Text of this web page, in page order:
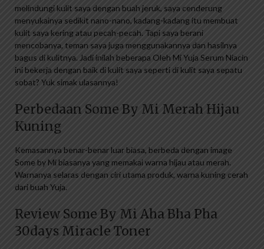
melindungi kulit saya dengan buah jeruk, saya cenderung
menyukainya sedikit nano-nano, kadang-kadang itu membuat
kulit saya kering atau pecah-pecah. Tapi saya berani
mencobanya, teman saya juga menggunakannya dan hasilnya
bagus di kulitnya. Jadi inilah beberapa Oleh Mi Yuja Serum Niacin
ini bekerja dengan baik di kulit saya seperti di kulit saya sepatu
sobat? Yuk simak ulasannya!
Perbedaan Some By Mi Merah Hijau
Kuning
Kemasannya benar-benar luar biasa, berbeda dengan image
Some by Mi biasanya yang memakai warna hijau atau merah.
Warnanya selaras dengan ciri utama produk, warna kuning cerah
dari buah Yuja.
Review Some By Mi Aha Bha Pha
30days Miracle Toner